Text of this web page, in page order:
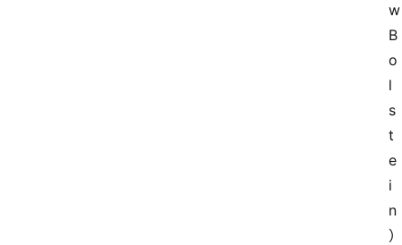
w
B
o
l
s
t
e
i
n
）